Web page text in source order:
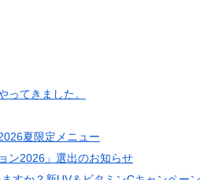
ってきました。
夏限定メニュー
ン2026」選出のお知らせ